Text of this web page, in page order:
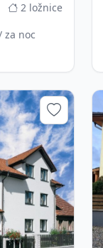
2 ložnice
za noc